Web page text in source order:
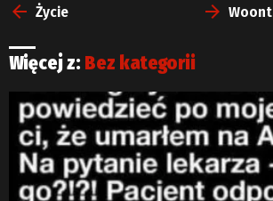
więcejŻycie Woont
Więcej z: Bez kategorii